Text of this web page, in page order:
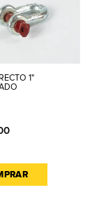
1"